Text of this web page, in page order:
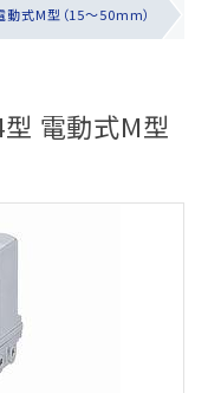
動式M型（15～50mm）
型 電動式M型